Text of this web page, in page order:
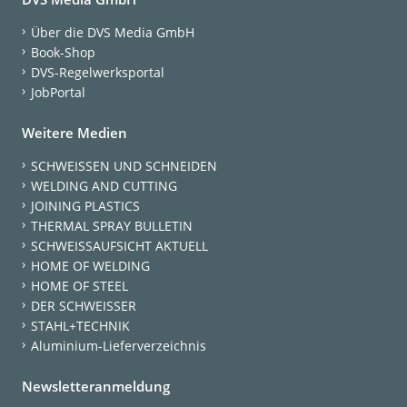
Über die DVS Media GmbH
Book-Shop
DVS-Regelwerksportal
JobPortal
Weitere Medien
SCHWEISSEN UND SCHNEIDEN
WELDING AND CUTTING
JOINING PLASTICS
THERMAL SPRAY BULLETIN
SCHWEISSAUFSICHT AKTUELL
HOME OF WELDING
HOME OF STEEL
DER SCHWEISSER
STAHL+TECHNIK
Aluminium-Lieferverzeichnis
Newsletteranmeldung